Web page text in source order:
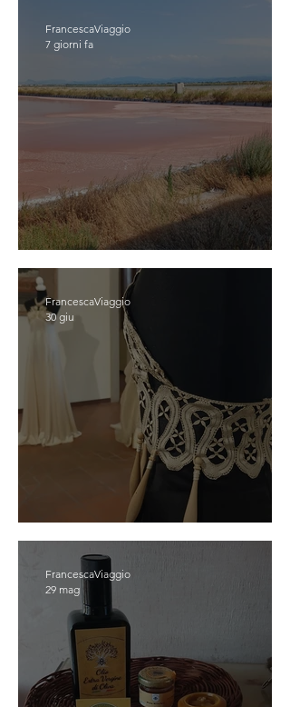
SCOPRIASSAPORA CERVIA
FrancescaViaggio
7 giorni fa
OFFIDA
FrancescaViaggio
30 giu
FrancescaViaggio
29 mag